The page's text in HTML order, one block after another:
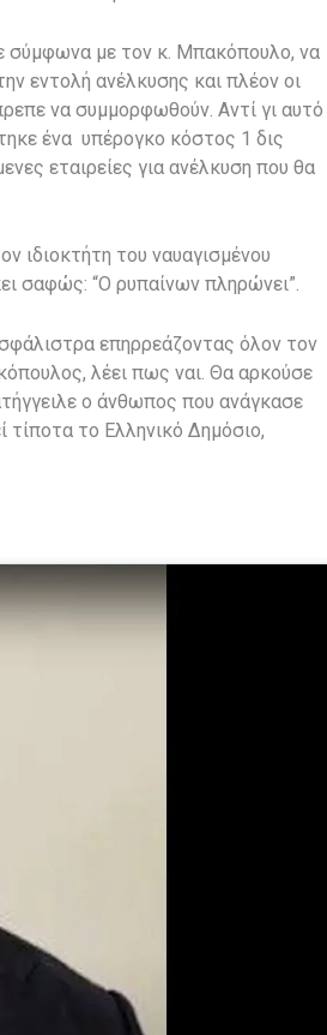
σύμφωνα με τον κ. Μπακόπουλο, να
εντολή ανέλκυσης και πλέον οι
να συμμορφωθούν. Αντί γι αυτό
ένα υπέρογκο κόστος 1 δις
εταιρείες για ανέλκυση που θα
ιδιοκτήτη του ναυαγισμένου
σαφώς: “Ο ρυπαίνων πληρώνει”.
επηρρεάζοντας όλον τον
λέει πως ναι. Θα αρκούσε
ο άνθωπος που ανάγκασε
το Ελληνικό Δημόσιο,